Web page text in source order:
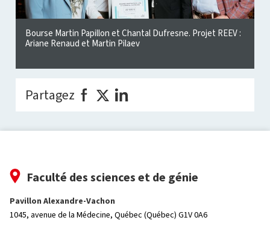
Bourse Martin Papillon et Chantal Dufresne. Projet REEV :
Ariane Renaud et Martin Pilaev
Partagez
Faculté des sciences et de génie
Pavillon Alexandre-Vachon
1045, avenue de la Médecine, Québec (Québec) G1V 0A6